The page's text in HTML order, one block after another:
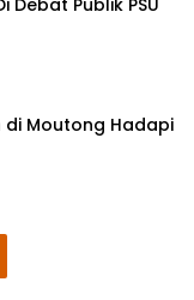
di Moutong Hadapi